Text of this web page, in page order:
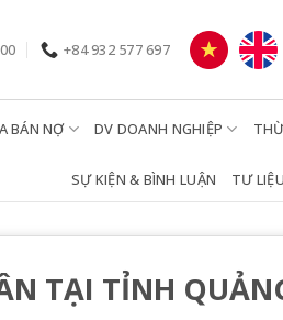
+84 932 577 697
BÁN NỢ DV DOANH NGHIỆP
SỰ KIỆN & BÌNH LUẬN TƯ LIỆU
TẠI TỈNH